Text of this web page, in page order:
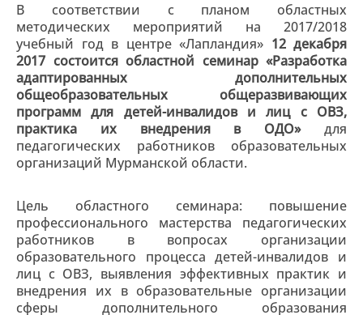
В соответствии с планом областных
методических мероприятий на 2017/2018
учебный год в центре «Лапландия» 12 декабря
2017 состоится областной семинар «Разработка
адаптированных дополнительных
общеобразовательных общеразвивающих
программ для детей-инвалидов и лиц с ОВЗ,
практика их внедрения в ОДО»для
педагогических работников образовательных
организаций Мурманской области.
Цель областного семинара: повышение
профессионального мастерства педагогических
работников в вопросах организации
образовательного процесса детей-инвалидов и
лиц с ОВЗ, выявления эффективных практик и
внедрения их в образовательные организации
сферы дополнительного образования